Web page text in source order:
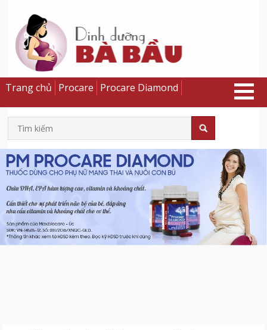
Trang chủ Procare Procare Diamond